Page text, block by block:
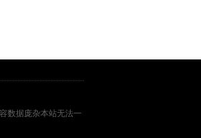
数据庞杂本站无法一